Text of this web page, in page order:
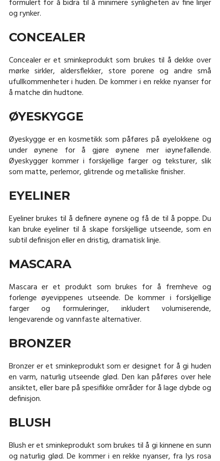
formulert for å bidra til å minimere synligheten av fine linjer
og rynker.
CONCEALER
Concealer er et sminkeprodukt som brukes til å dekke over
mørke sirkler, aldersflekker, store porene og andre små
ufullkommenheter i huden. De kommer i en rekke nyanser for
å matche din hudtone.
ØYESKYGGE
Øyeskygge er en kosmetikk som påføres på øyelokkene og
under øynene for å gjøre øynene mer iøynefallende.
Øyeskygger kommer i forskjellige farger og teksturer, slik
som matte, perlemor, glitrende og metalliske finisher.
EYELINER
Eyeliner brukes til å definere øynene og få de til å poppe. Du
kan bruke eyeliner til å skape forskjellige utseende, som en
subtil definisjon eller en dristig, dramatisk linje.
MASCARA
Mascara er et produkt som brukes for å fremheve og
forlenge øyevippenes utseende. De kommer i forskjellige
farger og formuleringer, inkludert volumiserende,
lengevarende og vannfaste alternativer.
BRONZER
Bronzer er et sminkeprodukt som er designet for å gi huden
en varm, naturlig utseende glød. Den kan påføres over hele
ansiktet, eller bare på spesifikke områder for å lage dybde og
definisjon.
BLUSH
Blush er et sminkeprodukt som brukes til å gi kinnene en sunn
og naturlig glød. De kommer i en rekke nyanser, fra lys rosa